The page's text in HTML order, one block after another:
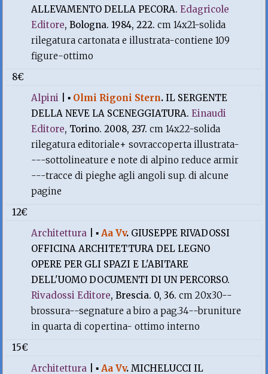
ALLEVAMENTO DELLA PECORA.Edagricole
Editore, Bologna. 1984, 222.cm 14x21-solida
rilegatura cartonata e illustrata-contiene 109
figure-ottimo
8€
Alpini |▪ Olmi Rigoni Stern.IL SERGENTE
DELLA NEVE LA SCENEGGIATURA.Einaudi
Editore, Torino. 2008, 237.cm 14x22-solida
rilegatura editoriale+ sovraccoperta illustrata-
---sottolineature e note di alpino reduce armir
---tracce di pieghe agli angoli sup. di alcune
pagine
12€
Architettura |▪Aa Vv. GIUSEPPE RIVADOSSI
OFFICINA ARCHITETTURA DEL LEGNO
OPERE PER GLI SPAZI E L'ABITARE
DELL'UOMO DOCUMENTI DI UN PERCORSO.
Rivadossi Editore, Brescia. 0, 36.cm 20x30--
brossura--segnature a biro a pag.34--bruniture
in quarta di copertina- ottimo interno
15€
Architettura |▪Aa Vv.MICHELUCCI IL